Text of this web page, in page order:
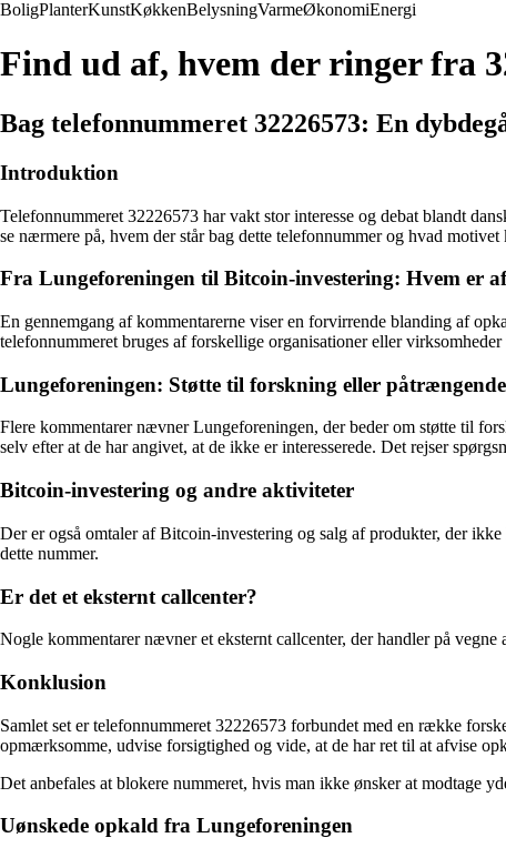
BoligPlanterKunstKøkkenBelysningVarmeØkonomiEnergi
Find ud af, hvem der ringer fra
Bag telefonnummeret 32226573: En
Introduktion
Telefonnummeret 32226573 har vakt stor interesse og debat blandt
se nærmere på, hvem der står bag dette telefonnummer og hvad
Fra Lungeforeningen til Bitcoin-investering: Hvem er
En gennemgang af kommentarerne viser en forvirrende blanding af
telefonnummeret bruges af forskellige organisationer eller
Lungeforeningen: Støtte til forskning eller
Flere kommentarer nævner Lungeforeningen, der beder om støtte til
selv efter at de har angivet, at de ikke er interesserede. Det rejser
Bitcoin-investering og andre aktiviteter
Der er også omtaler af Bitcoin-investering og salg af produkter, der
dette nummer.
Er det et eksternt callcenter?
Nogle kommentarer nævner et eksternt callcenter, der handler på
Konklusion
Samlet set er telefonnummeret 32226573 forbundet med en række
opmærksomme, udvise forsigtighed og vide, at de har ret til at afvise
Det anbefales at blokere nummeret, hvis man ikke ønsker at modtage
Uønskede opkald fra Lungeforeningen